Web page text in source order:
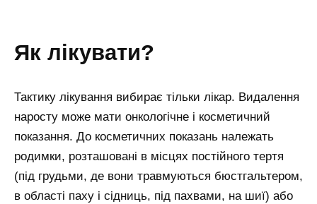
як лікувати?
Тактику лікування вибирає тільки лікар. Видалення
наросту може мати онкологічне і косметичний
показання. До косметичних показань належать
родимки, розташовані в місцях постійного тертя
(під грудьми, де вони травмуються бюстгальтером,
в області паху і сідниць, під пахвами, на шиї) або